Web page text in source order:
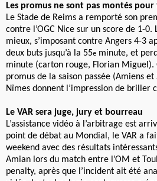
Les promus ne sont pas montés
Le Stade de Reims a remporté son
contre l’OGC Nice sur un score de 1-
mieux, s’imposant contre Angers 4-3
deux buts jusqu’à la 55e minute, et
minute (carton rouge, Florian
promus de la saison passée (Amiens
Nîmes donnent l’impression de briller
Le VAR sera juge, jury et bourreau
L’assistance vidéo à l’arbitrage est
point de débat au Mondial, le VAR a
weekend avec des résultats
Amian lors du match entre l’OM et
penalty, après que l’incident ait été